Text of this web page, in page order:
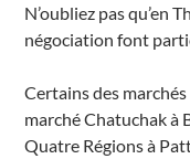
N’oubliez pas qu’en
négociation font
Certains des
marché Chatuchak à
Quatre Régions à